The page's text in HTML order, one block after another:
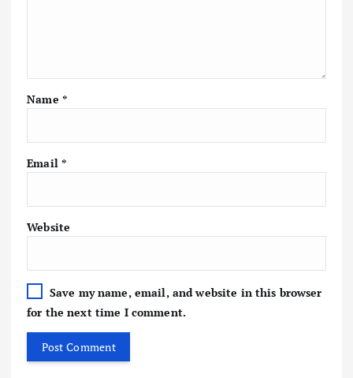
Name *
Email *
Website
Save my name, email, and website in this browser
for the next time I comment.